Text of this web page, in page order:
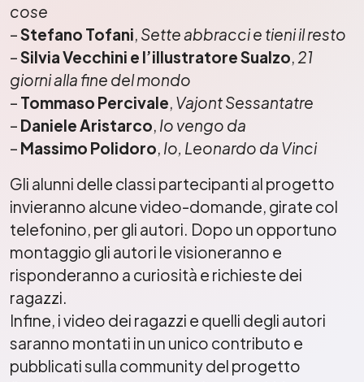
cose
–Stefano Tofani, Sette abbracci e tieni il resto
–Silvia Vecchini e l’illustratore Sualzo, 21
giorni alla fine del mondo
– Tommaso Percivale, Vajont Sessantatre
– Daniele Aristarco, Io vengo da
– Massimo Polidoro, Io, Leonardo da Vinci
Gli alunni delle classi partecipanti al progetto
invieranno alcune video-domande, girate col
telefonino, per gli autori. Dopo un opportuno
montaggio gli autori le visioneranno e
risponderanno a curiosità e richieste dei
ragazzi.
Infine, i video dei ragazzi e quelli degli autori
saranno montati in un unico contributo e
pubblicati sulla community del progetto